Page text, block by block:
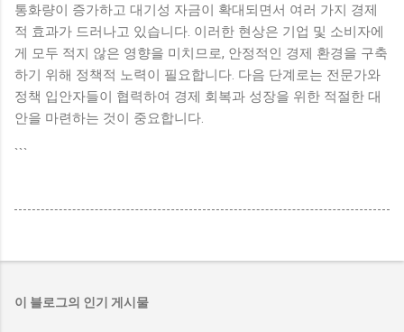
통화량이 증가하고 대기성 자금이 확대되면서 여러 가지 경제
적 효과가 드러나고 있습니다. 이러한 현상은 기업 및 소비자에
게 모두 적지 않은 영향을 미치므로, 안정적인 경제 환경을 구축
하기 위해 정책적 노력이 필요합니다. 다음 단계로는 전문가와
정책 입안자들이 협력하여 경제 회복과 성장을 위한 적절한 대
안을 마련하는 것이 중요합니다.
```
이 블로그의 인기 게시물